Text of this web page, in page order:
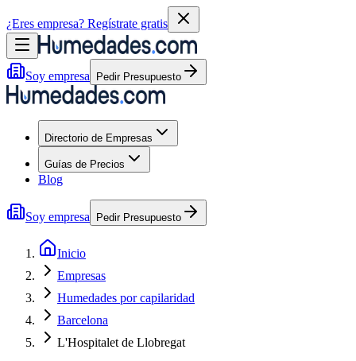
¿Eres empresa? Regístrate gratis
Soy empresa Pedir Presupuesto
Directorio de Empresas
Guías de Precios
Blog
Soy empresa Pedir Presupuesto
Inicio
Empresas
Humedades por capilaridad
Barcelona
L'Hospitalet de Llobregat